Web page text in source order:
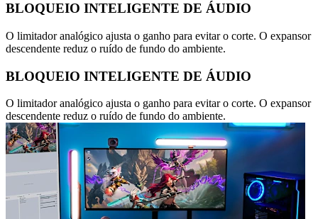
BLOQUEIO INTELIGENTE DE ÁUDIO
O limitador analógico ajusta o ganho para evitar o corte. O expansor
descendente reduz o ruído de fundo do ambiente.
BLOQUEIO INTELIGENTE DE ÁUDIO
O limitador analógico ajusta o ganho para evitar o corte. O expansor
descendente reduz o ruído de fundo do ambiente.